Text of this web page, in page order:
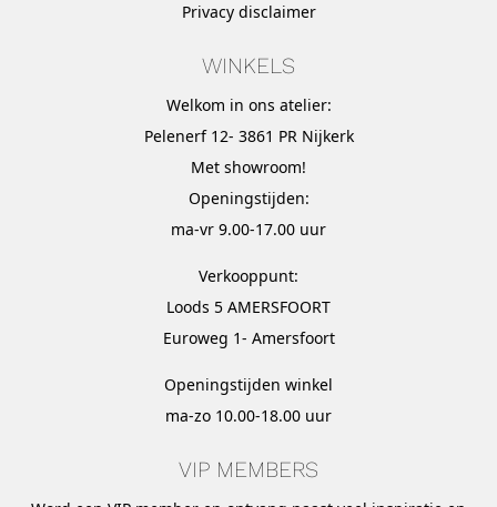
Privacy disclaimer
WINKELS
Welkom in ons atelier:
Pelenerf 12- 3861 PR Nijkerk
Met showroom!
Openingstijden:
ma-vr 9.00-17.00 uur
Verkooppunt:
Loods 5 AMERSFOORT
Euroweg 1- Amersfoort
Openingstijden winkel
ma-zo 10.00-18.00 uur
VIP MEMBERS